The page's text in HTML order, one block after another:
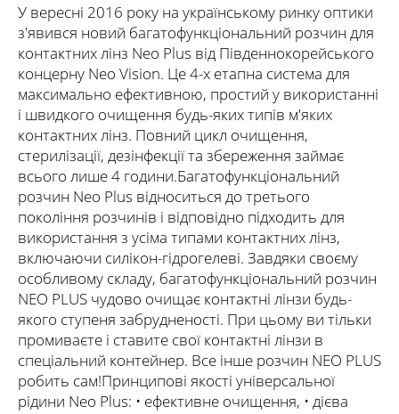
У вересні 2016 року на українському ринку оптики
з'явився новий багатофункціональний розчин для
контактних лінз Neo Plus від Південнокорейського
концерну Neo Vision. Це 4-х етапна система для
максимально ефективною, простий у використанні
і швидкого очищення будь-яких типів м'яких
контактних лінз. Повний цикл очищення,
стерилізації, дезінфекції та збереження займає
всього лише 4 години.Багатофункціональний
розчин Neo Plus відноситься до третього
покоління розчинів і відповідно підходить для
використання з усіма типами контактних лінз,
включаючи силікон-гідрогелеві. Завдяки своєму
особливому складу, багатофункціональний розчин
NEO PLUS чудово очищає контактні лінзи будь-
якого ступеня забрудненості. При цьому ви тільки
промиваєте і ставите свої контактні лінзи в
спеціальний контейнер. Все інше розчин NEO PLUS
робить сам!Принципові якості універсальної
рідини Neo Plus: • ефективне очищення, • дієва